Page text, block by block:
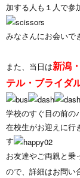
加する人も１人で参
みなさんにお会いで
また、当日は新潟
テル・ブライダ
学校のすぐ目の前の
在校生がお迎えに行
す
お友達やご両親と乗
ので、詳細はお問い